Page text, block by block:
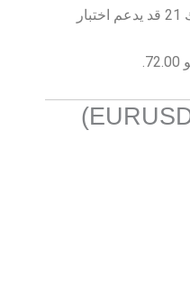
الثبات فوق المتوسط المتحرك 21 قد يدعم اختبار